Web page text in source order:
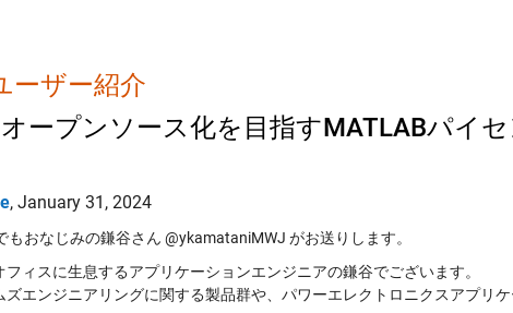
ーザー紹介
ープンソース化を目指すMATLABパイ
, January 31, 2024
もおなじみの鎌谷さん @ykamataniMWJ がお送りします。
フィスに生息するアプリケーションエンジニアの鎌谷でございます。
ズエンジニアリングに関する製品群や、パワーエレクトロニクスアプリ